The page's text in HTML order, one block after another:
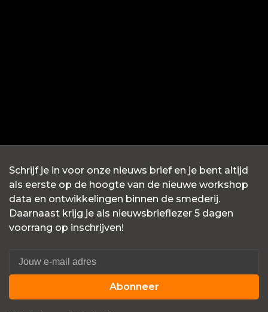
Schrijf je in voor onze nieuws brief en je bent altijd
als eerste op de hoogte van de nieuwe workshop
data en ontwikkelingen binnen de smederij.
Daarnaast krijg je als nieuwsbrieflezer 5 dagen
voorrang op inschrijven!
Abonneer